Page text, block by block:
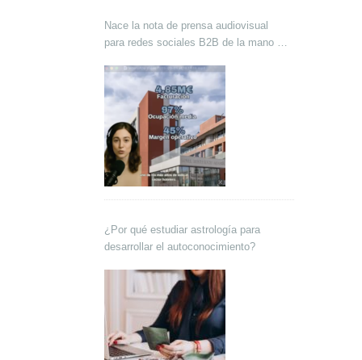
Nace la nota de prensa audiovisual
para redes sociales B2B de la mano de
¿Por qué estudiar astrología para
desarrollar el autoconocimiento?